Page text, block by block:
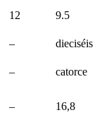
12
9.5
–
dieciséis
–
catorce
– 16,8